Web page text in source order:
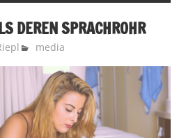
DEREN SPRACHROHR
media